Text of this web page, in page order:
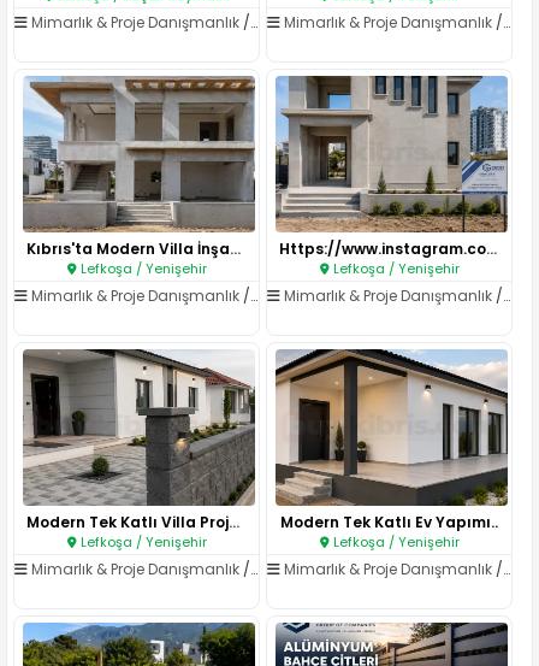
Mimarlık & Proje Danışmanlık / Mimarlık Hizmetleri
Mimarlık & Proje Danışmanlık /
Kıbrıs'ta Modern Villa İnşaatı..
Lefkoşa / Yenişehir
Mimarlık & Proje Danışmanlık / Mimarlık Hizmetleri
Https://www.instagram.com/reel..
Lefkoşa / Yenişehir
Mimarlık & Proje Danışmanlık /
Modern Tek Katlı Villa Projesi..
Lefkoşa / Yenişehir
Mimarlık & Proje Danışmanlık / Mimarlık Hizmetleri
Modern Tek Katlı Ev Yapımı..
Lefkoşa / Yenişehir
Mimarlık & Proje Danışmanlık /